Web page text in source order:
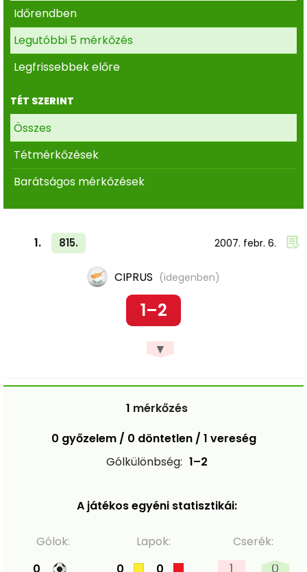
Időrendben
Legutóbbi 5 mérkőzés
Legfrissebbek előre
TÉT SZERINT
Összes
Tétmérkőzések
Barátságos mérkőzések
1. 815. 2007. febr. 6.
CIPRUS (idegenben)
1–2
▼
1 mérkőzés
0 győzelem / 0 döntetlen / 1 vereség
Gólkülönbség: 1–2
A játékos egyéni statisztikái:
Gólok:
Lapok:
Cserék:
1 0